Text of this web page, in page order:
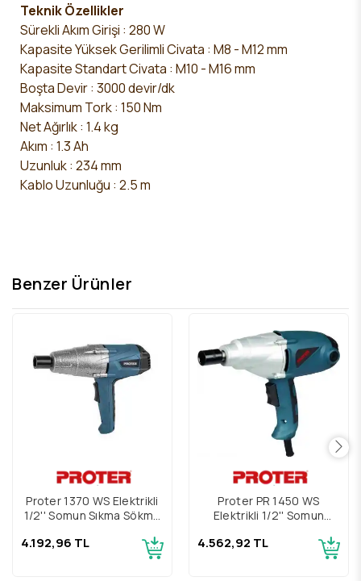
Teknik Özellikler
Sürekli Akım Girişi : 280 W
Kapasite Yüksek Gerilimli Civata : M8 - M12 mm
Kapasite Standart Civata : M10 - M16 mm
Boşta Devir : 3000 devir/dk
Maksimum Tork : 150 Nm
Net Ağırlık : 1.4 kg
Akım : 1.3 Ah
Uzunluk : 234 mm
Kablo Uzunluğu : 2.5 m
Benzer Ürünler
Proter 1370 WS Elektrikli
1/2'' Somun Sıkma Sökme
4.192,96 TL
Proter PR 1450 WS
Elektrikli 1/2'' Somun
4.562,92 TL